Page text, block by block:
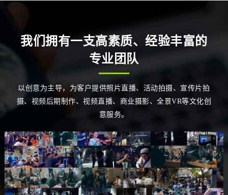
我们拥有一支高素质、经验丰富的
专业团队
以创意为主导，为客户提供照片直播、活动拍摄、宣传片拍
摄、视频后期制作、视频直播、商业摄影、全景VR等文化创
意服务。